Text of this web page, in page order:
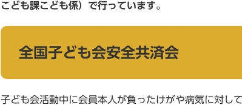
こども課こども係）で行っています。
全国子ども会安全共済会
子ども会活動中に会員本人が負ったけがや病気に対し